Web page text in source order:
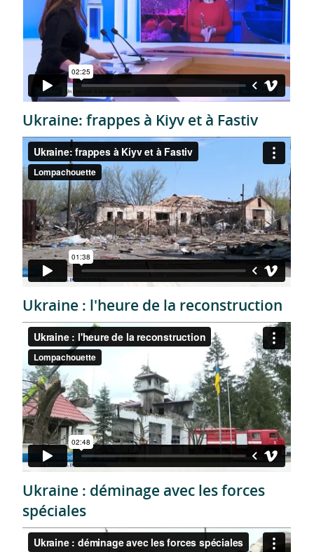
Ukraine: frappes à Kiyv et à Fastiv
Ukraine : l'heure de la reconstruction
Ukraine : déminage avec les forces
spéciales